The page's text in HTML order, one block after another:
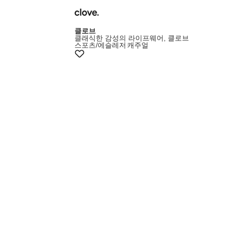
클로브
클래식한 감성의 라이프웨어, 클로브
스포츠/에슬레저 캐주얼